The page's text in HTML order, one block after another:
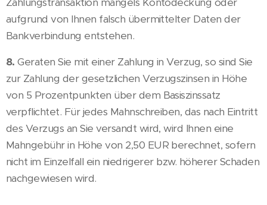
aufgrund von Ihnen falsch übermittelter Daten der
Bankverbindung entstehen.
8. Geraten Sie mit einer Zahlung in Verzug, so sind Sie
zur Zahlung der gesetzlichen Verzugszinsen in Höhe
von 5 Prozentpunkten über dem Basiszinssatz
verpflichtet. Für jedes Mahnschreiben, das nach Eintritt
des Verzugs an Sie versandt wird, wird Ihnen eine
Mahngebühr in Höhe von 2,50 EUR berechnet, sofern
nicht im Einzelfall ein niedrigerer bzw. höherer Schaden
nachgewiesen wird.